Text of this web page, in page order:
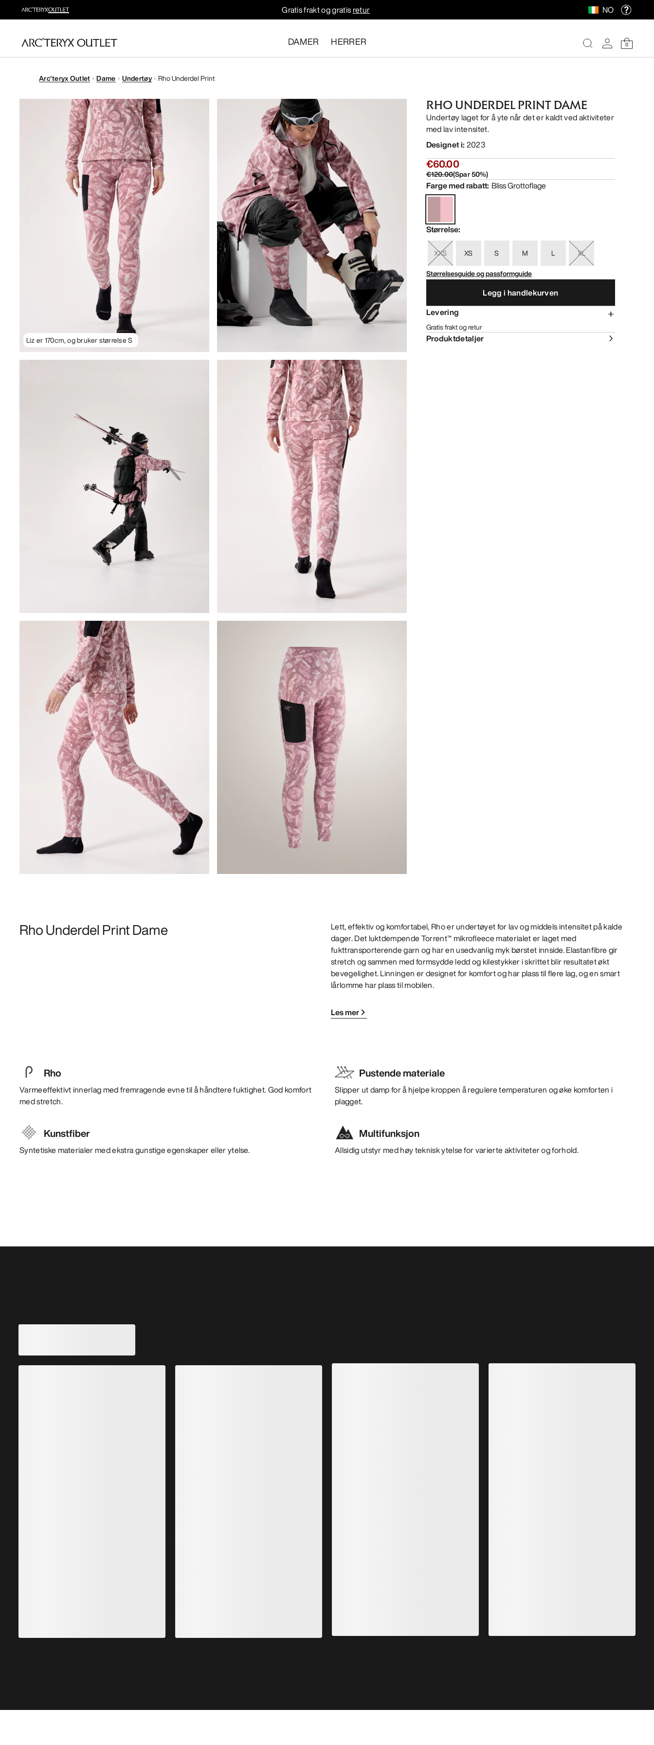
Gratis frakt og gratisretur NO
DAMER HERRER 0
Arc'teryx Outlet Dame Undertøy Rho Underdel Print
Liz er 170cm, og bruker størrelse S
RHO UNDERDEL PRINT DAME
Undertøy laget for å yte når det er kaldt ved aktiviteter
med lav intensitet.
Designet i: 2023
€60.00
€120.00(Spar50%)
Farge med rabatt: Bliss Grottoflage
Størrelse:
XXS XS S M L
XL
Størrelsesguide og passformguide
Legg i handlekurven
Levering
Gratis frakt og retur
Produktdetaljer
Rho Underdel Print Dame
Lett, effektiv og komfortabel, Rho er undertøyet for lav og middels intensitet på kalde
dager. Det luktdempende Torrent™ mikrofleece materialet er laget med
fukttransporterende garn og har en usedvanlig myk børstet innside. Elastanfibre gir
stretch og sammen med formsydde ledd og kilestykker i skrittet blir resultatet økt
bevegelighet. Linningen er designet for komfort og har plass til flere lag, og en smart
lårlomme har plass til mobilen.
Les mer
Rho
Varmeeffektivt innerlag med fremragende evne til å håndtere fuktighet. God komfort
med stretch.
Pustende materiale
Slipper ut damp for å hjelpe kroppen å regulere temperaturen og øke komforten i
plagget.
Kunstfiber
Syntetiske materialer med ekstra gunstige egenskaper eller ytelse.
Multifunksjon
Allsidig utstyr med høy teknisk ytelse for varierte aktiviteter og forhold.